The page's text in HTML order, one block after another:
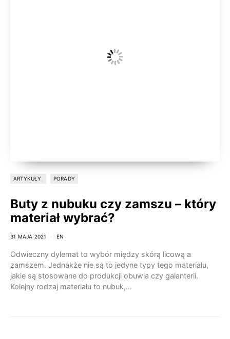
ARTYKUŁY PORADY
Buty z nubuku czy zamszu – który
materiał wybrać?
31 MAJA 2021 EN
Odwieczny dylemat to wybór między skórą licową a
zamszem. Jednakże nie są to jedyne typy tego materiału,
jakie są stosowane do produkcji obuwia czy galanterii.
Kolejny rodzaj materiału to nubuk,…